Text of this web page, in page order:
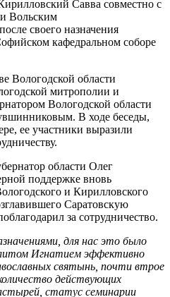
Савва совместно с
Вольским
своего назначения
кафедральном соборе
Вологодской области
митрополии и
Вологодской области
В ходе беседы,
ее участники выразили
области Олег
поддержке вновь
и Кирилловского
Саратовскую
за сотрудничество.
для нас это было
Игнатием эффективно
святынь, почти втрое
действующих
статус семинарии